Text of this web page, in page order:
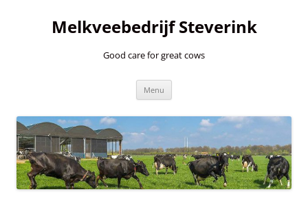
Melkveebedrijf Steverink
Good care for great cows
Menu